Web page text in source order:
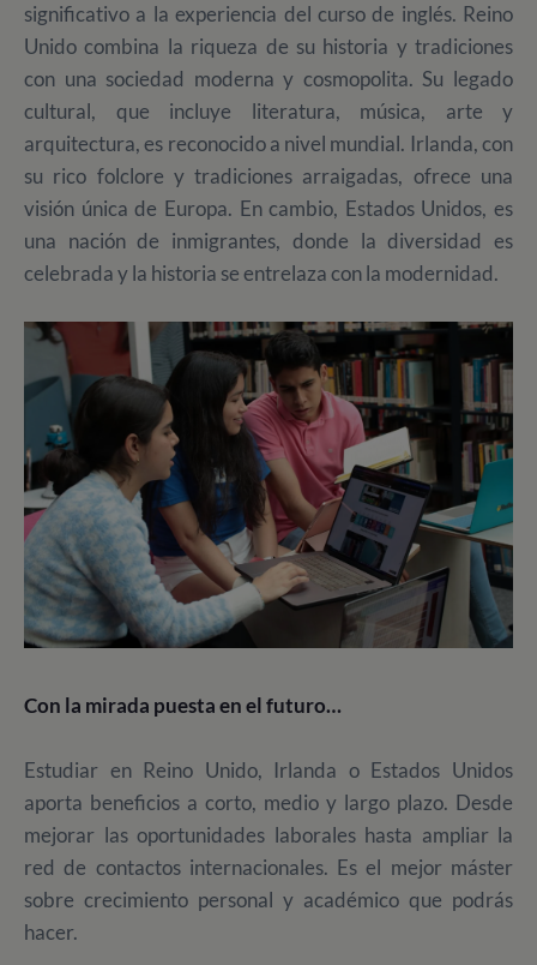
significativo a la experiencia del curso de inglés. Reino
Unido combina la riqueza de su historia y tradiciones
con una sociedad moderna y cosmopolita. Su legado
cultural, que incluye literatura, música, arte y
arquitectura, es reconocido a nivel mundial. Irlanda, con
su rico folclore y tradiciones arraigadas, ofrece una
visión única de Europa. En cambio, Estados Unidos, es
una nación de inmigrantes, donde la diversidad es
celebrada y la historia se entrelaza con la modernidad.
Con la mirada puesta en el futuro…
Estudiar en Reino Unido, Irlanda o Estados Unidos
aporta beneficios a corto, medio y largo plazo. Desde
mejorar las oportunidades laborales hasta ampliar la
red de contactos internacionales. Es el mejor máster
sobre crecimiento personal y académico que podrás
hacer.